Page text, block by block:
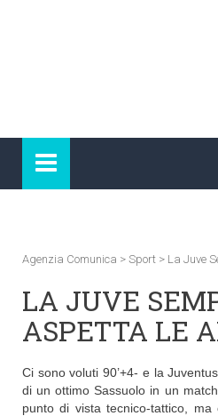
Agenzia Comunica > Sport > La Juve
LA JUVE
ASPETTA LE
Ci sono voluti 90’+4- e la
di un ottimo Sassuolo in un
punto di vista tecnico-tattico, ma